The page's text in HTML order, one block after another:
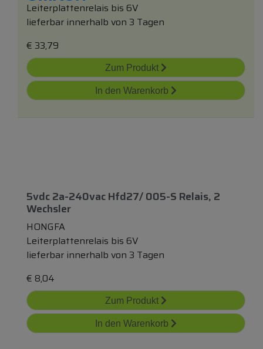
Leiterplattenrelais bis 6V
lieferbar innerhalb von 3 Tagen
€ 33,79
Zum Produkt
In den Warenkorb
5vdc 2a-240vac Hfd27/ 005-S Relais, 2
Wechsler
HONGFA
Leiterplattenrelais bis 6V
lieferbar innerhalb von 3 Tagen
€ 8,04
Zum Produkt
In den Warenkorb